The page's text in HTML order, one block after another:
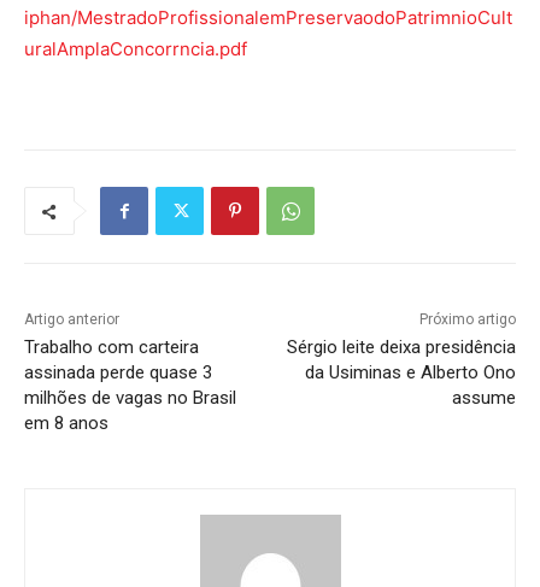
iphan/MestradoProfissionalemPreservaodoPatrimnioCult
uralAmplaConcorrncia.pdf
Artigo anterior
Trabalho com carteira
assinada perde quase 3
milhões de vagas no Brasil
em 8 anos
Próximo artigo
Sérgio leite deixa presidência
da Usiminas e Alberto Ono
assume